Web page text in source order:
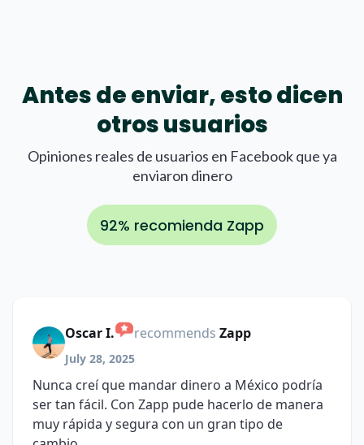
Antes de enviar, esto dicen
otros usuarios
Opiniones reales de usuarios en Facebook que ya
enviaron dinero
92% recomienda Zapp
Oscar I. recommends Zapp
July 28, 2025
Nunca creí que mandar dinero a México podría
ser tan fácil. Con Zapp pude hacerlo de manera
muy rápida y segura con un gran tipo de